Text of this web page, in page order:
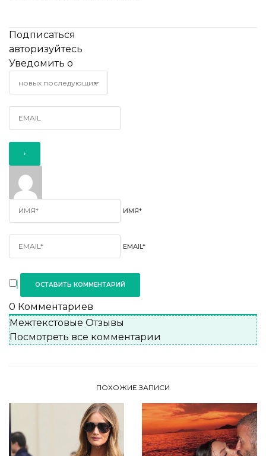
Подписаться
авторизуйтесь
Уведомить о
ИМЯ*
EMAIL*
0 Комментариев
Межтекстовые Отзывы
Посмотреть все комментарии
ПОХОЖИЕ ЗАПИСИ